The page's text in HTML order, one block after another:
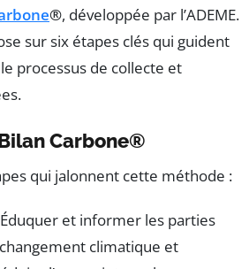
®, développée par l’ADEME.
sur six étapes clés qui guident
processus de collecte et
Carbone®
qui jalonnent cette méthode :
et informer les parties
climatique et